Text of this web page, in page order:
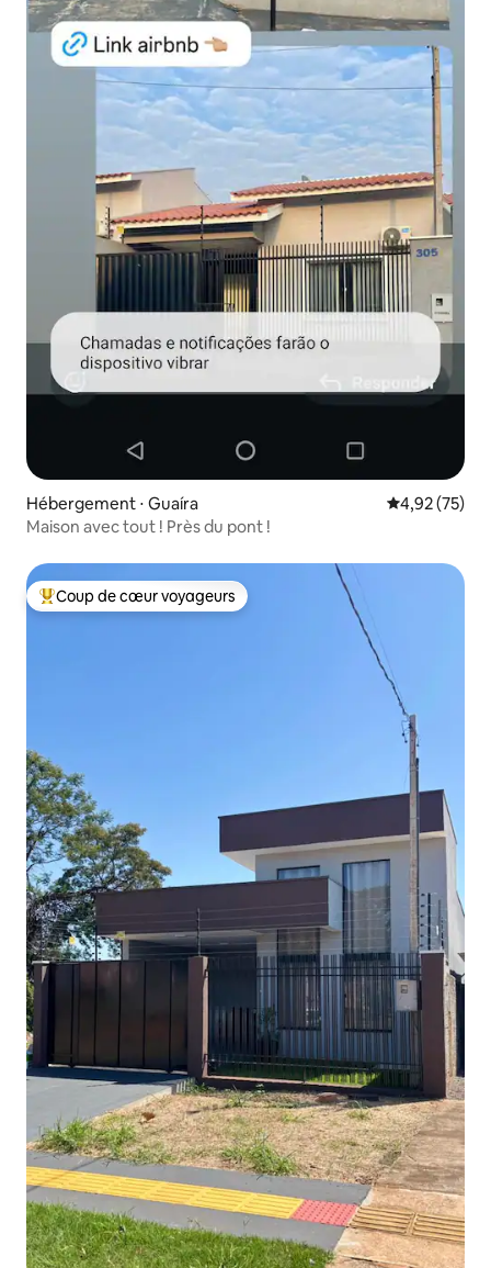
Hébergement ⋅ Guaíra Évaluation
4,92 (75)
Maison avec tout ! Près du pont !
Coups de cœur voyageurs les plus appréciés
Coup de cœur voyageurs